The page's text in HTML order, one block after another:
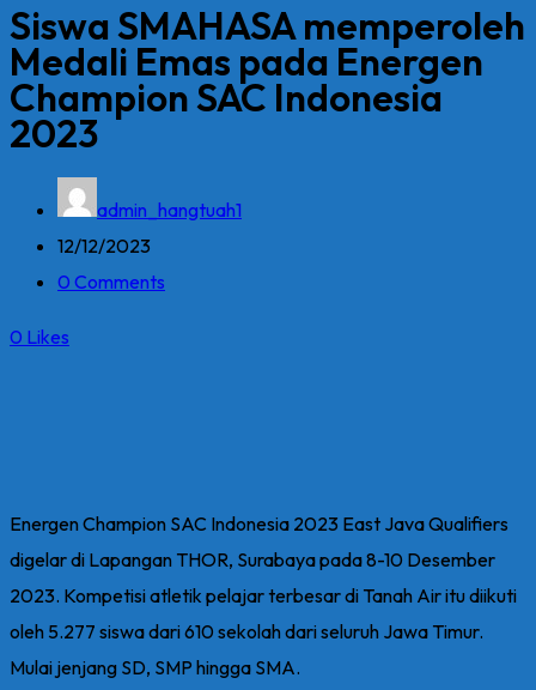
Siswa SMAHASA memperoleh
Medali Emas pada Energen
Champion SAC Indonesia
2023
admin_hangtuah1
12/12/2023
0 Comments
0 Likes
Energen Champion SAC Indonesia 2023 East Java Qualifiers
digelar di Lapangan THOR, Surabaya pada 8-10 Desember
2023. Kompetisi atletik pelajar terbesar di Tanah Air itu diikuti
oleh 5.277 siswa dari 610 sekolah dari seluruh Jawa Timur.
Mulai jenjang SD, SMP hingga SMA.